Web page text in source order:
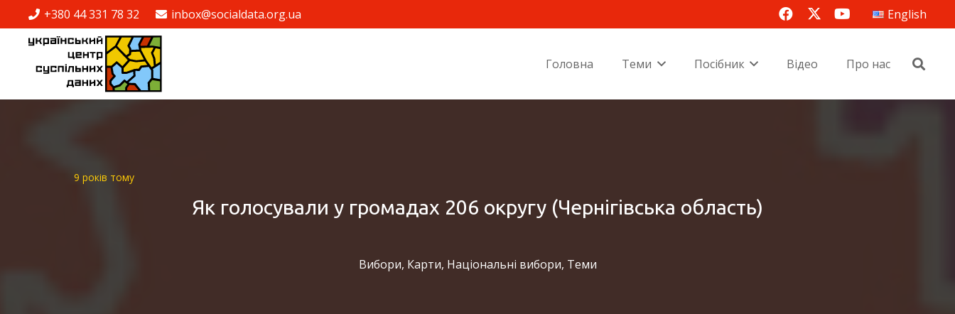
+380 44 331 78 32 inbox@socialdata.org.ua English
Головна Теми Посібник Відео Про нас
9 років тому
Як голосували у громадах 206 округу (Чернігівська область)
Вибори, Карти, Національні вибори, Теми